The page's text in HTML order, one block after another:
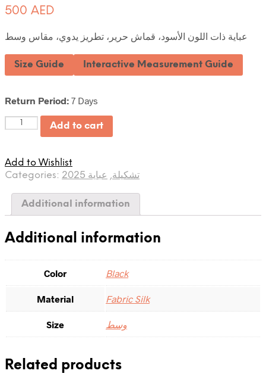
500 AED
عباية ذات اللون الأسود، قماش حرير، تطريز يدوي، مقاس وسط
Size Guide Interactive Measurement Guide
Return Period: 7 Days
Quantity Add to cart
Add to Wishlist
Categories:
2025 تشكيلة, عباية
Additional information
Additional information
Color Black
Material Fabric Silk
Size وسط
Related products